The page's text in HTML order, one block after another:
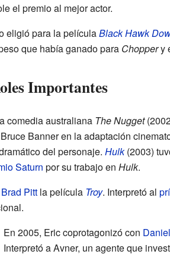
el premio al mejor actor.
eligió para la películaBlack Hawk
que había ganado para Choppery
Importantes
comedia australiana The Nugget
Banner en la adaptación
del personaje. Hulk(2003)
Saturn por su trabajo en Hulk.
Brad Pittla película Troy. Interpretó al
En 2005, Eric coprotagonizó con
Interpretó a Avner, un agente que